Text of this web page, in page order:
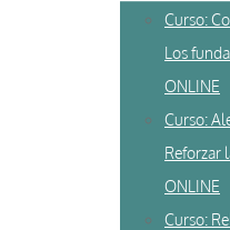
Curso:
Los
ONLINE
Curso:
Reforzar
ONLINE
Curso: